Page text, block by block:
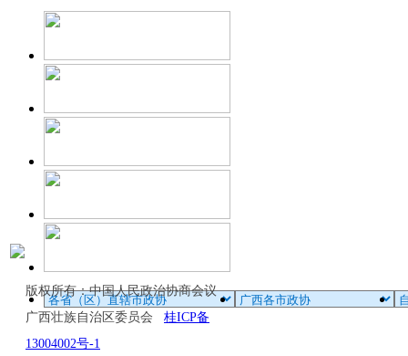
版权所有：中国人民政治协商会议
广西壮族自治区委员会 桂ICP备
13004002号-1